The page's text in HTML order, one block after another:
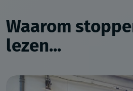
Waarom
lezen...